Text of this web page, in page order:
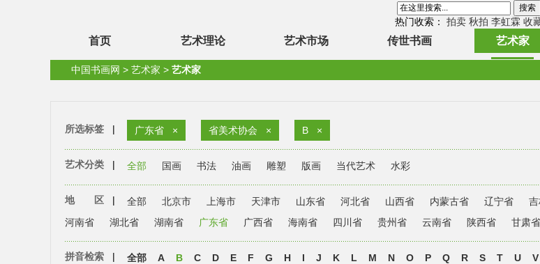
热门收索： 拍卖 秋拍 李虹霖 收
首页 艺术理论 艺术市场 传世书画 艺术家
中国书画网 > 艺术家 > 艺术家
所选标签 | 广东省 × 省美术协会 × B ×
艺术分类 | 全部 国画 书法 油画 雕塑 版画 当代艺术 水彩
地 区 | 全部 北京市 上海市 天津市 山东省 河北省 山西省 内蒙古省 辽宁省
河南省
湖北省 湖南省 广东省 广西省 海南省 四川省 贵州省 云南省 陕西省 甘肃省
拼音检索 | 全部 A B C D E F G H I J K L M N O P Q R S T U V